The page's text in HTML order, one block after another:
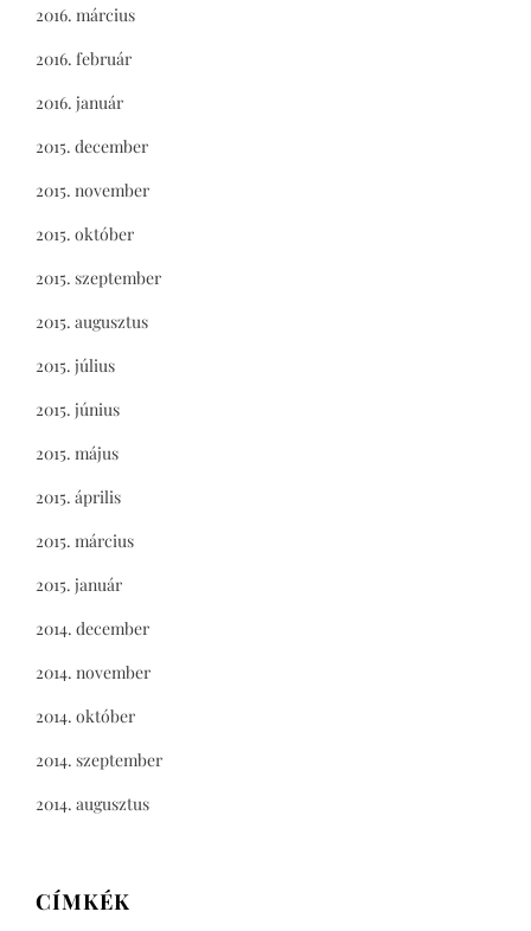
2016. március
2016. február
2016. január
2015. december
2015. november
2015. október
2015. szeptember
2015. augusztus
2015. július
2015. június
2015. május
2015. április
2015. március
2015. január
2014. december
2014. november
2014. október
2014. szeptember
2014. augusztus
CÍMKÉK